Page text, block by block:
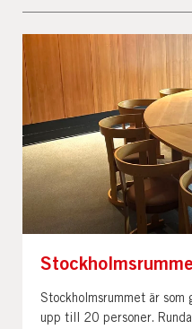
Stockholmsrummet är
upp till 20 personer.